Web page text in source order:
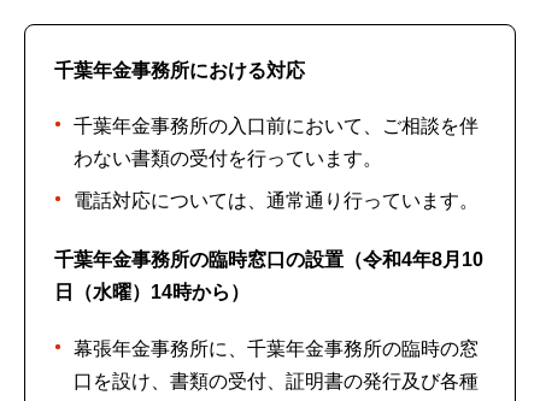
千葉年金事務所における対応
千葉年金事務所の入口前において、ご相談を伴
わない書類の受付を行っています。
電話対応については、通常通り行っています。
千葉年金事務所の臨時窓口の設置（令和4年8月10
日（水曜）14時から）
幕張年金事務所に、千葉年金事務所の臨時の窓
口を設け、書類の受付、証明書の発行及び各種